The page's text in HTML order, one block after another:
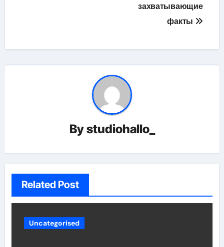
захватывающие
факты
Bystudiohallo_
Related Post
Uncategorised